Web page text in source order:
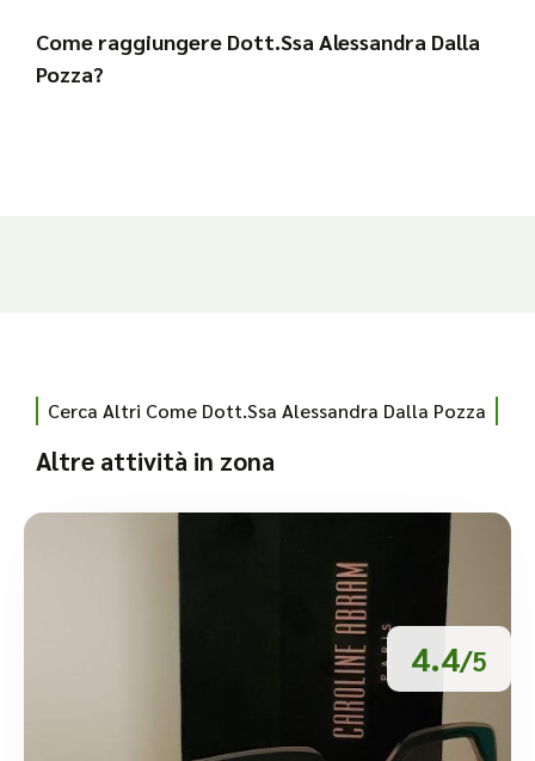
Come raggiungere Dott.Ssa Alessandra Dalla
Pozza?
Cerca Altri Come Dott.Ssa Alessandra Dalla Pozza
Altre attività in zona
4.4/5